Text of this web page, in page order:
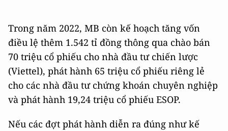
Trong năm 2022, MB còn kế hoạch tăng vốn
điều lệ thêm 1.542 tỉ đồng thông qua chào bán
70 triệu cổ phiếu cho nhà đầu tư chiến lược
(Viettel), phát hành 65 triệu cổ phiếu riêng lẻ
cho các nhà đầu tư chứng khoán chuyên nghiệp
và phát hành 19,24 triệu cổ phiếu ESOP.
Nếu các đợt phát hành diễn ra đúng như kế